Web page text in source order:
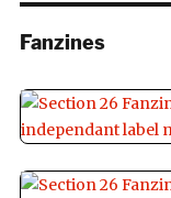
Fanzines